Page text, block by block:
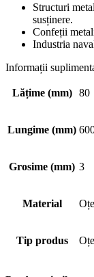
Structuri
susținere.
Confeții
Industria
Informații
Lățime (mm) 80
Lungime (mm)
Grosime (mm) 3
Material
Tip produs